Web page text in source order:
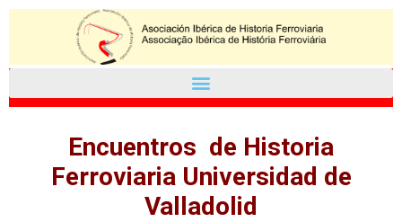
Encuentros de Historia
Ferroviaria Universidad de
Valladolid